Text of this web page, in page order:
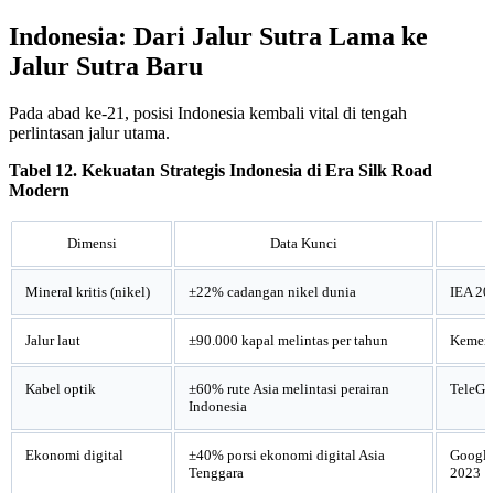
Indonesia: Dari Jalur Sutra Lama ke
Jalur Sutra Baru
Pada abad ke-21, posisi Indonesia kembali vital di tengah
perlintasan jalur utama.
Tabel 12. Kekuatan Strategis Indonesia di Era Silk Road
Modern
Dimensi Data Kunci
Mineral kritis (nikel) ±22% cadangan nikel dunia IEA
Jalur laut ±90.000 kapal melintas per tahun
Kabel optik
±60% rute Asia melintasi perairan
Indonesia
Ekonomi digital
±40% porsi ekonomi digital Asia
Tenggara
2023